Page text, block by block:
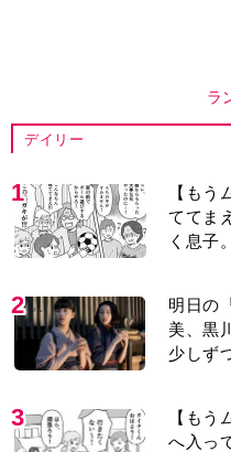
1
【もう
く息
話】
2
明日の
少しず
り＞
3
【もう
エス